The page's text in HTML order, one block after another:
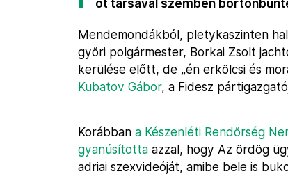
öt társával szemben
Mendemondákból, pletykaszinten
győri polgármester, Borkai Zsolt
kerülése előtt, de „én erkölcsi és
Kubatov Gábor, a Fidesz
Korábban a Készenléti Rendőrség
gyanúsította azzal, hogy Az ördög
adriai szexvideóját, amibe bele is